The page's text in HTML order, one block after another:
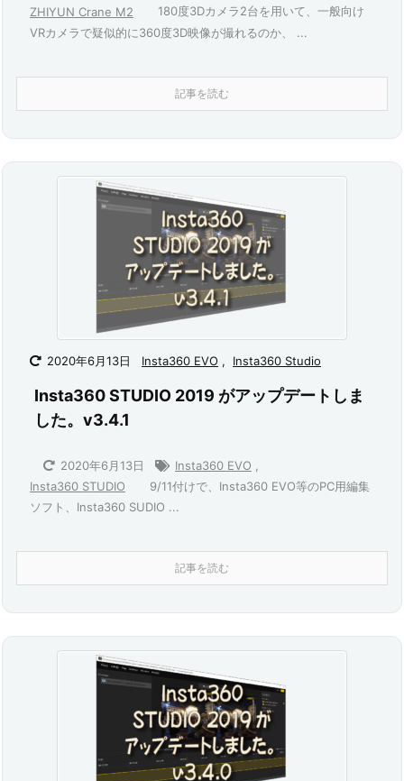
ZHIYUN Crane M2
180度3Dカメラ2台を用いて、一般向け
VRカメラで疑似的に360度3D映像が撮れるのか、 ...
記事を読む
2020年6月13日 Insta360 EVO , Insta360 Studio
Insta360 STUDIO 2019 がアップデートしま
した。v3.4.1
2020年6月13日 Insta360 EVO
Insta360 STUDIO
9/11付けで、Insta360 EVO等のPC用編集
ソフト、Insta360 SUDIO ...
記事を読む